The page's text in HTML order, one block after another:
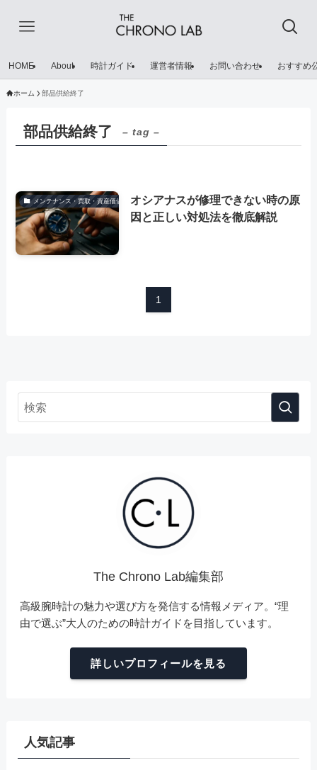
HOME About 時計ガイド 運営者情報 お問い合わせ おすすめ
ホーム 部品供給終了
部品供給終了 – tag –
メンテナンス・買取・資産価値
オシアナスが修理できない時の原
因と正しい対処法を徹底解説
1
The Chrono Lab編集部
高級腕時計の魅力や選び方を発信する情報メディア。“理
由で選ぶ”大人のための時計ガイドを目指しています。
詳しいプロフィールを見る
人気記事